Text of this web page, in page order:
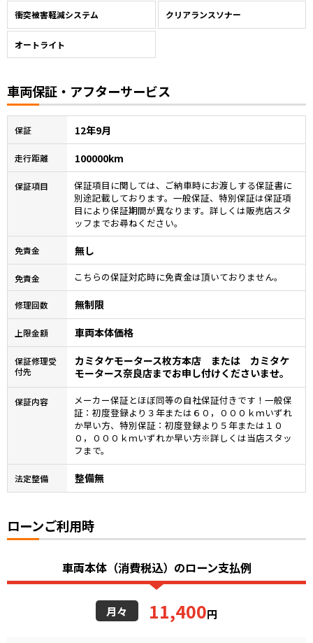
衝突被害軽減システム クリアランスソナー
オートライト
車両保証・アフターサービス
保証 12年9月
走行距離 100000km
保証項目
保証項目に関しては、ご納車時にお渡しする保証書に
別途記載しております。一般保証、特別保証は保証項
目により保証期間が異なります。詳しくは販売店スタ
ッフまでお尋ねください。
免責金 無し
免責金 こちらの保証対応時に免責金は頂いておりません。
修理回数 無制限
上限金額 車両本体価格
保証修理受
付先
カミタケモータース枚方本店 または カミタケ
モータース奈良店までお申し付けくださいませ。
保証内容
メーカー保証とほぼ同等の自社保証付きです！一般保
証：初度登録より３年または６０，０００ｋｍいずれ
か早い方、特別保証：初度登録より５年または１０
０，０００ｋｍいずれか早い方※詳しくは当店スタッ
フまで。
法定整備 整備無
ローンご利用時
車両本体（消費税込）のローン支払例
月々 11,400円